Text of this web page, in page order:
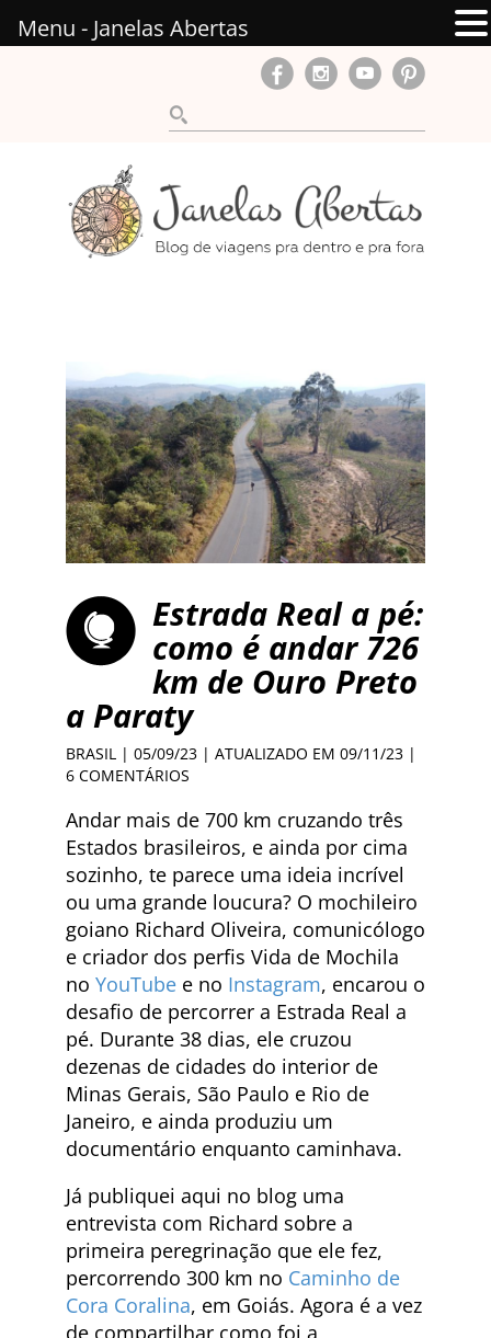
Estrada Real a pé:
como é andar 726
km de Ouro Preto
a Paraty
BRASIL | 05/09/23 | ATUALIZADO EM 09/11/23 |
6 COMENTÁRIOS
Andar mais de 700 km cruzando três
Estados brasileiros, e ainda por cima
sozinho, te parece uma ideia incrível
ou uma grande loucura? O mochileiro
goiano Richard Oliveira, comunicólogo
e criador dos perfis Vida de Mochila
no YouTube e no Instagram, encarou o
desafio de percorrer a Estrada Real a
pé. Durante 38 dias, ele cruzou
dezenas de cidades do interior de
Minas Gerais, São Paulo e Rio de
Janeiro, e ainda produziu um
documentário enquanto caminhava.
Já publiquei aqui no blog uma
entrevista com Richard sobre a
primeira peregrinação que ele fez,
percorrendo 300 km no Caminho de
Cora Coralina, em Goiás. Agora é a vez
Menu - Janelas Abertas